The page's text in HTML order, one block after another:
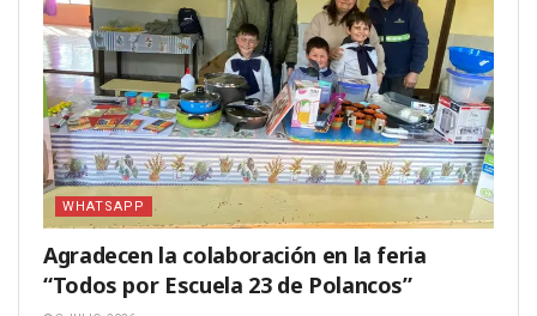
WHATSAPP
Agradecen la colaboración en la feria
“Todos por Escuela 23 de Polancos”